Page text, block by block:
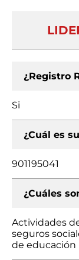
¿Registro
Si
¿Cuál es
901195041
¿Cuáles
Actividades
seguros
de educación